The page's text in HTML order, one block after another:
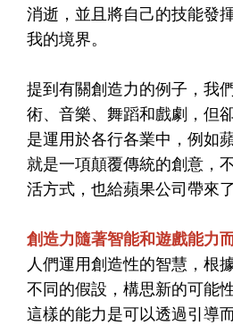
消逝，並且將自己的技能發
我的境界。
提到有關創造力的例子，我
術、音樂、舞蹈和戲劇，但
是運用於各行各業中，例如
就是一項顛覆傳統的創意，
活方式，也給蘋果公司帶來
創造力隨著智能和遊戲能力
人們運用創造性的智慧，根
不同的假設，構思新的可能
這樣的能力是可以透過引導